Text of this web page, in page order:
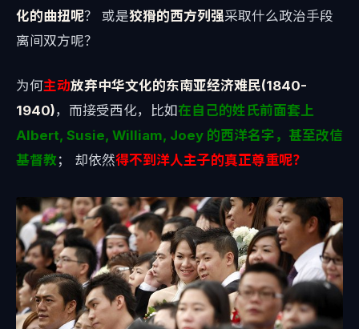
化的曲扭呢？ 或是狡猾的西方列强采取什么政治手段
离间双方呢？
为何主动放弃中华文化的东南亚经济难民(1840-
1940)，而接受西化，比如在自己的姓氏前面套上
Albert, Susie, William, Joey 的西洋名字，甚至改信
基督教 ； 却依然得不到洋人主子的真正尊重呢？